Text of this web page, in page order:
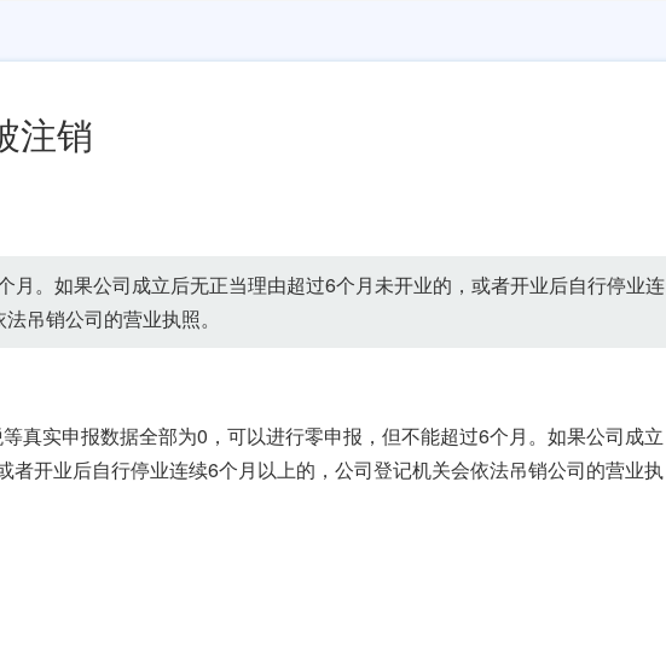
注销
月。如果公司成立后无正当理由超过6个月未开业的，或者开业后自行停业连
吊销公司的营业执照。
真实申报数据全部为0，可以进行零申报，但不能超过6个月。如果公司成立
者开业后自行停业连续6个月以上的，公司登记机关会依法吊销公司的营业执